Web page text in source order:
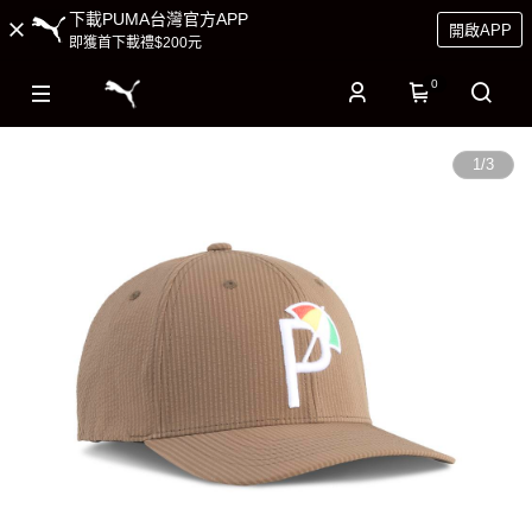
下載PUMA台灣官方APP
即獲首下載禮$200元
開啟APP
0
1/3